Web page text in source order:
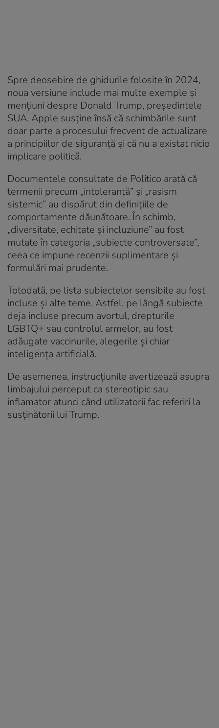
Spre deosebire de ghidurile folosite în 2024,
noua versiune include mai multe exemple și
mențiuni despre Donald Trump, președintele
SUA. Apple susține însă că schimbările sunt
doar parte a procesului frecvent de actualizare
a principiilor de siguranță și că nu a existat nicio
implicare politică.
Documentele consultate de Politico arată că
termenii precum „intoleranță” și „rasism
sistemic” au dispărut din definițiile de
comportamente dăunătoare. În schimb,
„diversitate, echitate și incluziune” au fost
mutate în categoria „subiecte controversate”,
ceea ce impune recenzii suplimentare și
formulări mai prudente.
Totodată, pe lista subiectelor sensibile au fost
incluse și alte teme. Astfel, pe lângă subiecte
deja incluse precum avortul, drepturile
LGBTQ+ sau controlul armelor, au fost
adăugate vaccinurile, alegerile și chiar
inteligența artificială.
De asemenea, instrucțiunile avertizează asupra
limbajului perceput ca stereotipic sau
inflamator atunci când utilizatorii fac referiri la
susținătorii lui Trump.